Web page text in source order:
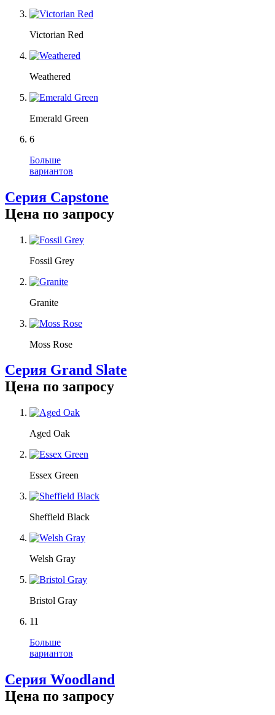
Victorian Red
Weathered
Emerald Green
6
Больше
вариантов
Серия Capstone
Цена по запросу
Fossil Grey
Granite
Moss Rose
Серия Grand Slate
Цена по запросу
Aged Oak
Essex Green
Sheffield Black
Welsh Gray
Bristol Gray
11
Больше
вариантов
Серия Woodland
Цена по запросу